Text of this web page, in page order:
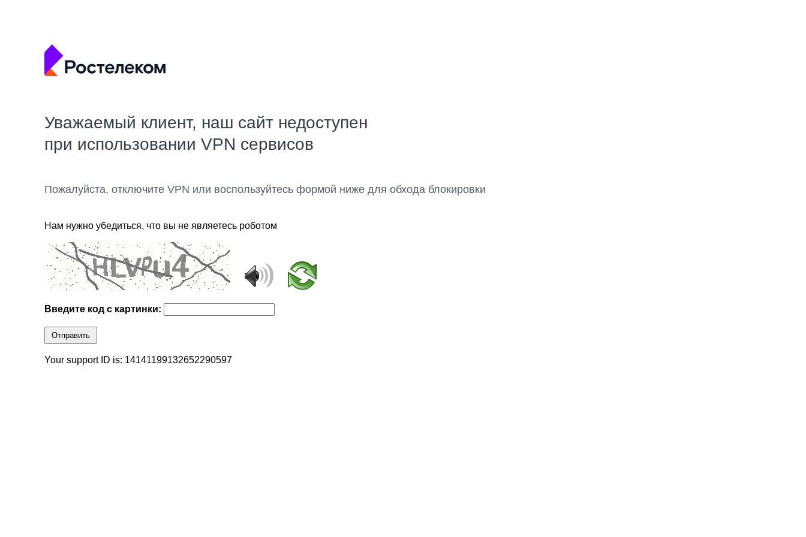
Уважаемый клиент, наш сайт недоступен
при использовании VPN сервисов
Пожалуйста, отключите VPN или воспользуйтесь формой ниже для обхода блокировки
Нам нужно убедиться, что вы не являетесь роботом
Введите код с картинки:
Отправить
Your support ID is: 14141199132652290597